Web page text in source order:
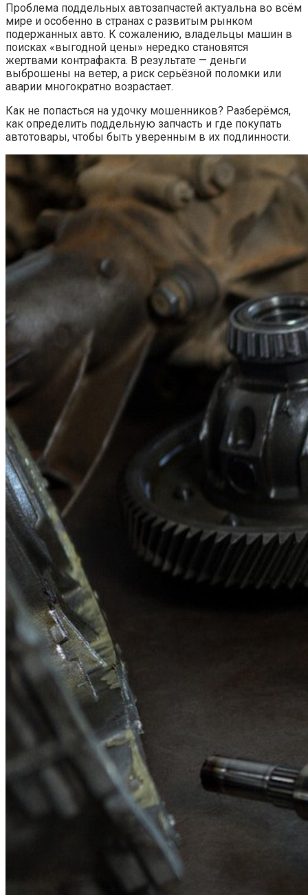
Проблема поддельных автозапчастей актуальна во всём
мире и особенно в странах с развитым рынком
подержанных авто. К сожалению, владельцы машин в
поисках «выгодной цены» нередко становятся
жертвами контрафакта. В результате — деньги
выброшены на ветер, а риск серьёзной поломки или
аварии многократно возрастает.
Как не попасться на удочку мошенников? Разберёмся,
как определить поддельную запчасть и где покупать
автотовары, чтобы быть уверенным в их подлинности.